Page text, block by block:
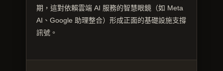
期，這對依賴雲端 AI 服務的智慧眼鏡（如 Meta
AI、Google 助理整合）形成正面的基礎設施支撐
訊號。